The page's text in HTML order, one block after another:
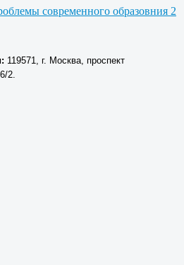
: 119571, г. Москва, проспект
2.